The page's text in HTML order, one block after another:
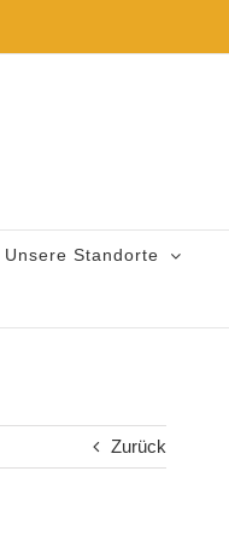
Unsere Standorte
Zurück